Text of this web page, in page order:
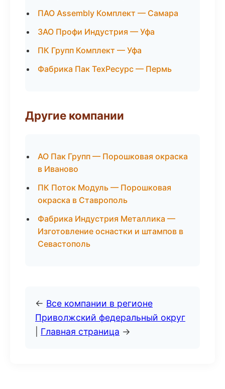
ПАО Assembly Комплект — Самара
ЗАО Профи Индустрия — Уфа
ПК Групп Комплект — Уфа
Фабрика Пак ТехРесурс — Пермь
Другие компании
АО Пак Групп — Порошковая окраска
в Иваново
ПК Поток Модуль — Порошковая
окраска в Ставрополь
Фабрика Индустрия Металлика —
Изготовление оснастки и штампов в
Севастополь
← Все компании в регионе
Приволжский федеральный округ
Главная страница →